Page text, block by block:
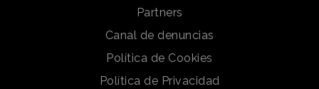
Partners
Canal de denuncias
Política de Cookies
Política de Privacidad